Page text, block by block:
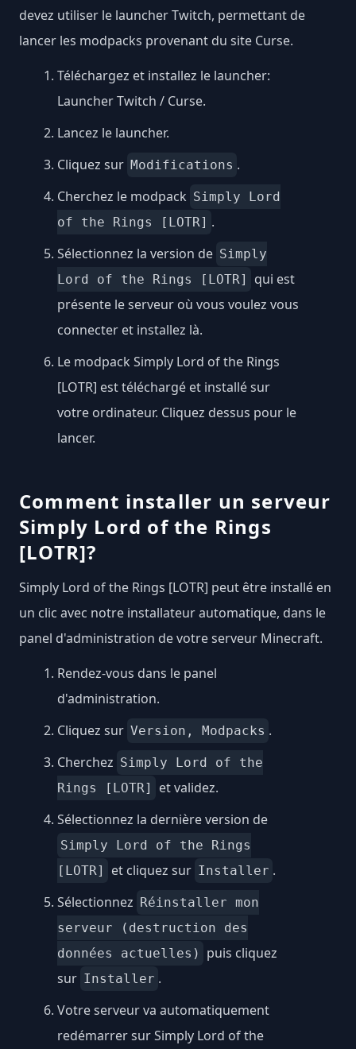
devez utiliser le launcher Twitch, permettant de
lancer les modpacks provenant du site Curse.
Téléchargez et installez le launcher:
Launcher Twitch / Curse.
Lancez le launcher.
Cliquez sur Modifications .
Cherchez le modpack Simply Lord
of the Rings [LOTR] .
Sélectionnez la version de Simply
Lord of the Rings [LOTR]
qui est
présente le serveur où vous voulez vous
connecter et installez là.
Le modpack Simply Lord of the Rings
[LOTR] est téléchargé et installé sur
votre ordinateur. Cliquez dessus pour le
lancer.
Comment installer un serveur
Simply Lord of the Rings
[LOTR]?
Simply Lord of the Rings [LOTR] peut être installé en
un clic avec notre installateur automatique, dans le
panel d'administration de votre serveur Minecraft.
Rendez-vous dans le panel
d'administration.
Cliquez sur Version, Modpacks .
Cherchez Simply Lord of the
Rings [LOTR]
et validez.
Sélectionnez la dernière version de
Simply Lord of the Rings
[LOTR]
et cliquez sur Installer .
Sélectionnez Réinstaller mon
serveur (destruction des
données actuelles)
puis cliquez
sur Installer .
Votre serveur va automatiquement
redémarrer sur Simply Lord of the